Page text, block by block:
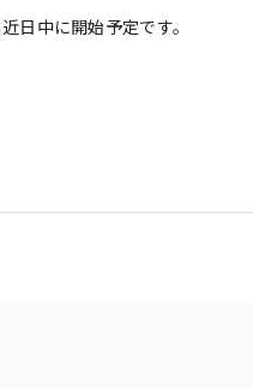
日中に開始予定です。